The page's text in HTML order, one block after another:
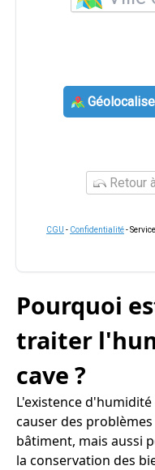
Retour
CGU - Confidentialité-
Pourquoi
traiter
cave ?
L'existence
causer des
bâtiment, mais aussi
la conservation des